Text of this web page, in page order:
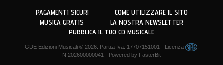
PAGAMENTI SICURI
COME UTILIZZARE IL SITO
MUSICA GRATIS
LA NOSTRA NEWSLETTER
PUBBLICA IL TUO CD MUSICALE
GDE Edizioni Musicali© 2026. Partita Iva: 17707151001 - Licenza
:
N.202600000041 - Powered by FasterBit